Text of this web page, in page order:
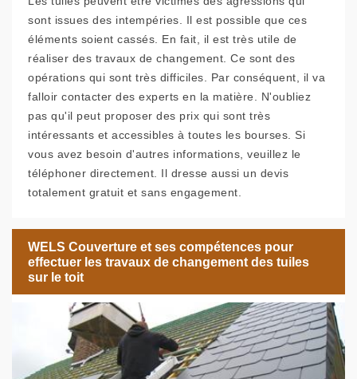
sont issues des intempéries. Il est possible que ces
éléments soient cassés. En fait, il est très utile de
réaliser des travaux de changement. Ce sont des
opérations qui sont très difficiles. Par conséquent, il va
falloir contacter des experts en la matière. N'oubliez
pas qu'il peut proposer des prix qui sont très
intéressants et accessibles à toutes les bourses. Si
vous avez besoin d'autres informations, veuillez le
téléphoner directement. Il dresse aussi un devis
totalement gratuit et sans engagement.
WELS Couverture et ses compétences pour
effectuer les travaux de changement des tuiles
sur le toit